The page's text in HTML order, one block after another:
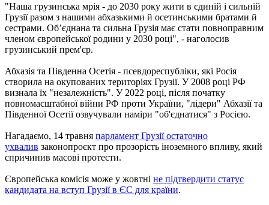
"Наша грузинська мрія - до 2030 року жити в єдиній і сильній
Грузії разом з нашими абхазькими й осетинськими братами й
сестрами. Об’єднана та сильна Грузія має стати повноправним
членом європейської родини у 2030 році", - наголосив
грузинський прем'єр.
Абхазія та Південна Осетія - псевдореспубліки, які Росія
створила на окупованих територіях Грузії. У 2008 році РФ
визнала їх "незалежність". У 2022 році, після початку
повномасштабної війни РФ проти України, "лідери" Абхазії та
Південної Осетії озвучували наміри "об'єднатися" з Росією.
Нагадаємо, 14 травня парламент Грузії остаточно
ухвалив законопроєкт про прозорість іноземного впливу, який
спричинив масові протести.
Європейська комісія може у жовтні не підтвердити статус
кандидата на вступ Грузії в ЄС для країни.